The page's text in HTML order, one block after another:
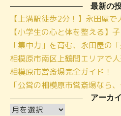
最新の
【上溝駅徒歩2分！】永田屋
【小学生の心と体を整える】
「集中力」を育む、永田屋の
相模原市南区上鶴間エリアで
相模原市営斎場完全ガイド！
「公営の相模原市営斎場なら
アーカ
ア